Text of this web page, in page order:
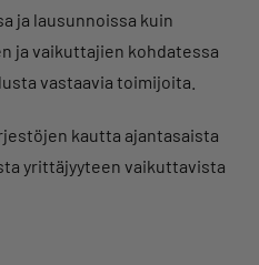
ja lausunnoissa kuin
ja vaikuttajien kohdatessa
vastaavia toimijoita.
kautta ajantasaista
yrittäjyyteen vaikuttavista